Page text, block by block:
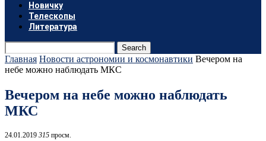
Новичку
Телескопы
Литература
Search
Главная Новости астрономии и космонавтики Вечером на
небе можно наблюдать МКС
Вечером на небе можно наблюдать
МКС
24.01.2019 315 просм.